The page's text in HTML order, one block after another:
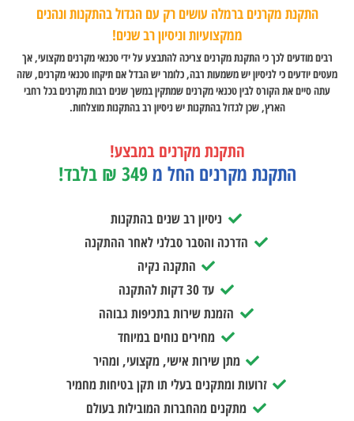
התקנת מקרנים ברמלה עושים רק עם הגדול בהתקנות ונהנים
ממקצועיות וניסיון רב שנים!
רבים מודעים לכך כי התקנת מקרנים צריכה להתבצע על ידי טכנאי מקרנים מקצועי, אך
מעטים יודעים כי לניסיון יש משמעות רבה, כלומר יש הבדל אם תיקחו טכנאי מקרנים, שזה
עתה סיים את הקורס לבין טכנאי מקרנים שמתקין במשך שנים רבות מקרנים בכל רחבי
הארץ, שכן לגדול בהתקנות יש ניסיון רב בהתקנות מוצלחות.
התקנת מקרנים במבצע!
התקנת מקרנים החל מ349 ₪ בלבד!
ניסיון רב שנים בהתקנות
הדרכה והסבר סבלני לאחר ההתקנה
התקנה נקיה
עד 30 דקות להתקנה
הזמנת שירות בתכיפות גבוהה
מחירים נוחים במיוחד
מתן שירות אישי, מקצועי, ומהיר
זרועות ומתקנים בעלי תו תקן בטיחות מחמיר
מתקנים מהחברות המובילות בעולם